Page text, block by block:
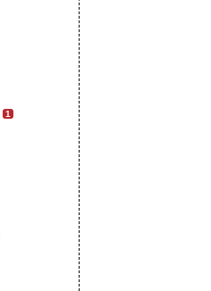
1